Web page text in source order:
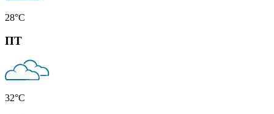
28°C
ПТ
32°C